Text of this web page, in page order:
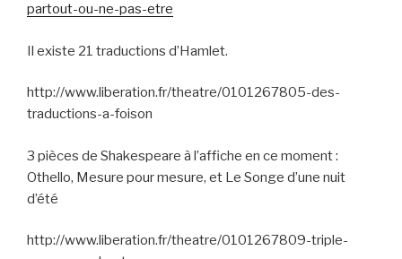
partout-ou-ne-pas-etre
Il existe 21 traductions d’Hamlet.
http://www.liberation.fr/theatre/0101267805-des-
traductions-a-foison
3 pièces de Shakespeare à l’affiche en ce moment :
Othello, Mesure pour mesure, et Le Songe d’une nuit
d’été
http://www.liberation.fr/theatre/0101267809-triple-